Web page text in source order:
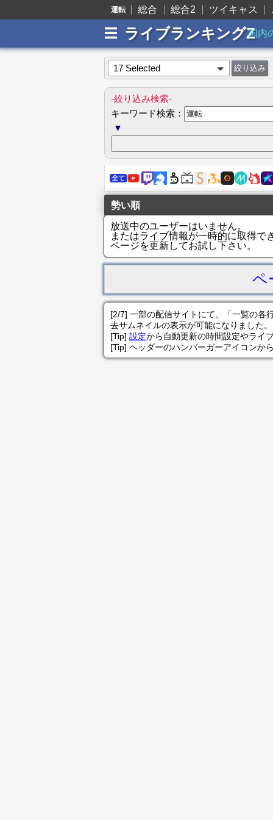
運転 総合 総合2 ツイキャス
ライブランキングZ国内
17 Selected
-絞り込み検索-
キーワード検索：
▼
勢い順
放送中のユーザーはいません。
またはライブ情報が一時的に取得で
ページを更新してお試し下さい。
ペ
[2/7] 一部の配信サイトにて、「一覧の各
去サムネイルの表示が可能になりました。
[Tip] 設定から自動更新の時間設定やライ
[Tip] ヘッダーのハンバーガーアイコンか